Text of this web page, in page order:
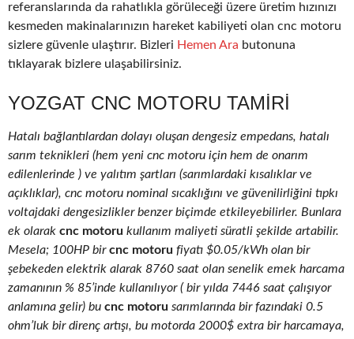
referanslarında da rahatlıkla görüleceği üzere üretim hızınızı
kesmeden makinalarınızın hareket kabiliyeti olan cnc motoru
sizlere güvenle ulaştırır. Bizleri Hemen Ara butonuna
tıklayarak bizlere ulaşabilirsiniz.
YOZGAT CNC MOTORU TAMIRI
Hatalı bağlantılardan dolayı oluşan dengesiz empedans, hatalı
sarım teknikleri (hem yeni cnc motoru için hem de onarım
edilenlerinde ) ve yalıtım şartları (sarımlardaki kısalıklar ve
açıklıklar), cnc motoru nominal sıcaklığını ve güvenilirliğini tıpkı
voltajdaki dengesizlikler benzer biçimde etkileyebilirler. Bunlara
ek olarak cnc motoru kullanım maliyeti süratli şekilde artabilir.
Mesela; 100HP bircnc motoru fiyatı $0.05/kWh olan bir
şebekeden elektrik alarak 8760 saat olan senelik emek harcama
zamanının % 85’inde kullanılıyor ( bir yılda 7446 saat çalışıyor
anlamına gelir) bu cnc motoru sarımlarında bir fazındaki 0.5
ohm’luk bir direnç artışı, bu motorda 2000$ extra bir harcamaya,